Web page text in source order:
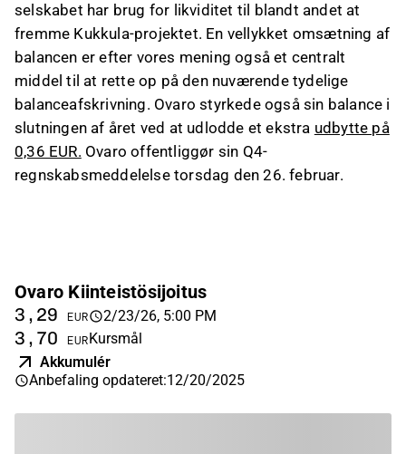
selskabet har brug for likviditet til blandt andet at
fremme Kukkula-projektet. En vellykket omsætning af
balancen er efter vores mening også et centralt
middel til at rette op på den nuværende tydelige
balanceafskrivning. Ovaro styrkede også sin balance i
slutningen af året ved at udlodde et ekstra udbytte på
0,36 EUR. Ovaro offentliggør sin Q4-
regnskabsmeddelelse torsdag den 26. februar.
Ovaro Kiinteistösijoitus
3,29 EUR 2/23/26, 5:00 PM
3,70 EURKursmål
Akkumulér
Anbefaling opdateret:12/20/2025